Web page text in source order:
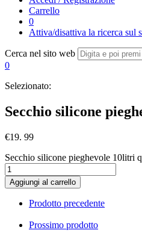
Carrello
0
Attiva/disattiva la ricerca sul
Cerca nel sito web
0
Selezionato:
Secchio silicone
€19. 99
Secchio silicone pieghevole 10litri
Aggiungi al carrello
Prodotto precedente
Prossimo prodotto